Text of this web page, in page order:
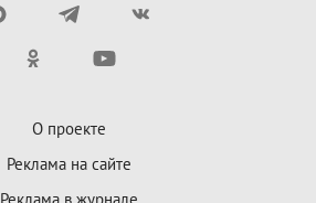
О проекте
Реклама на сайте
Реклама в журнале